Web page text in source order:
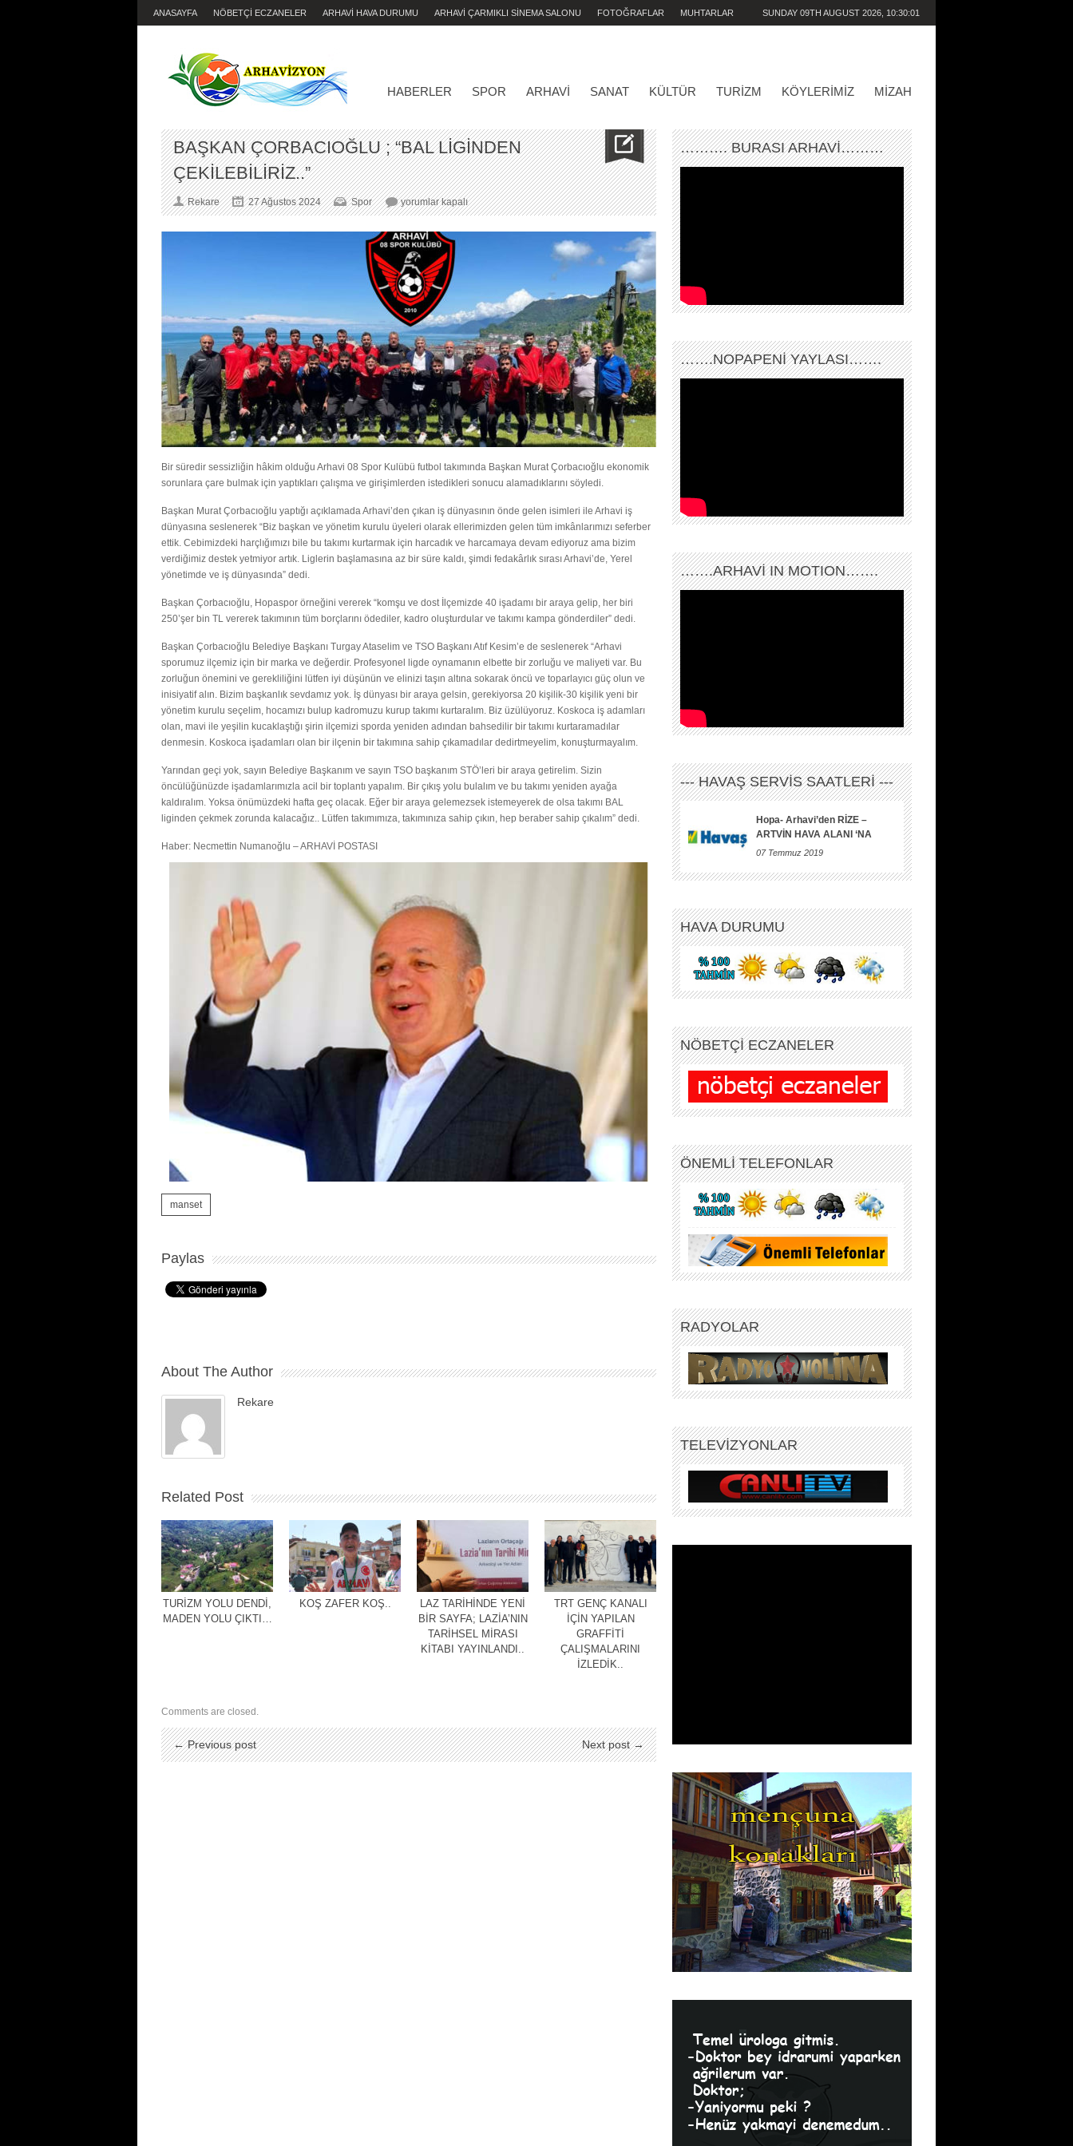
ANASAYFA NÖBETÇİ ECZANELER ARHAVİ HAVA DURUMU ARHAVİ ÇARMIKLI SİNEMA SALONU FOTOĞRAFLAR MUHTARLAR SUNDAY 09TH AUGUST 2026, 10:30:01
HABERLER SPOR ARHAVI SANAT KÜLTÜR TURIZM KÖYLERIMIZ MIZAH
BAŞKAN ÇORBACIOĞLU ; “BAL LİGİNDEN
ÇEKİLEBİLİRİZ..”
Rekare 27 Ağustos 2024 Spor
BAŞKAN
ÇORBACIOĞLU
;
“BAL
LİGİNDEN
ÇEKİLEBİLİRİZ..”
için
yorumlar kapalı
Bir süredir sessizliğin hâkim olduğu Arhavi 08 Spor Kulübü futbol takımında Başkan Murat Çorbacıoğlu ekonomik
sorunlara çare bulmak için yaptıkları çalışma ve girişimlerden istedikleri sonucu alamadıklarını söyledi.
Başkan Murat Çorbacıoğlu yaptığı açıklamada Arhavi’den çıkan iş dünyasının önde gelen isimleri ile Arhavi iş
dünyasına seslenerek “Biz başkan ve yönetim kurulu üyeleri olarak ellerimizden gelen tüm imkânlarımızı seferber
ettik. Cebimizdeki harçlığımızı bile bu takımı kurtarmak için harcadık ve harcamaya devam ediyoruz ama bizim
verdiğimiz destek yetmiyor artık. Liglerin başlamasına az bir süre kaldı, şimdi fedakârlık sırası Arhavi’de, Yerel
yönetimde ve iş dünyasında” dedi.
Başkan Çorbacıoğlu, Hopaspor örneğini vererek “komşu ve dost İlçemizde 40 işadamı bir araya gelip, her biri
250’şer bin TL vererek takımının tüm borçlarını ödediler, kadro oluşturdular ve takımı kampa gönderdiler” dedi.
Başkan Çorbacıoğlu Belediye Başkanı Turgay Ataselim ve TSO Başkanı Atıf Kesim’e de seslenerek “Arhavi
sporumuz ilçemiz için bir marka ve değerdir. Profesyonel ligde oynamanın elbette bir zorluğu ve maliyeti var. Bu
zorluğun önemini ve gerekliliğini lütfen iyi düşünün ve elinizi taşın altına sokarak öncü ve toparlayıcı güç olun ve
inisiyatif alın. Bizim başkanlık sevdamız yok. İş dünyası bir araya gelsin, gerekiyorsa 20 kişilik-30 kişilik yeni bir
yönetim kurulu seçelim, hocamızı bulup kadromuzu kurup takımı kurtaralım. Biz üzülüyoruz. Koskoca iş adamları
olan, mavi ile yeşilin kucaklaştığı şirin ilçemizi sporda yeniden adından bahsedilir bir takımı kurtaramadılar
denmesin. Koskoca işadamları olan bir ilçenin bir takımına sahip çıkamadılar dedirtmeyelim, konuşturmayalım.
Yarından geçi yok, sayın Belediye Başkanım ve sayın TSO başkanım STÖ’leri bir araya getirelim. Sizin
öncülüğünüzde işadamlarımızla acil bir toplantı yapalım. Bir çıkış yolu bulalım ve bu takımı yeniden ayağa
kaldıralım. Yoksa önümüzdeki hafta geç olacak. Eğer bir araya gelemezsek istemeyerek de olsa takımı BAL
liginden çekmek zorunda kalacağız.. Lütfen takımımıza, takımınıza sahip çıkın, hep beraber sahip çıkalım” dedi.
Haber: Necmettin Numanoğlu – ARHAVİ POSTASI
manset
Paylas
About The Author
Rekare
Related Post
TURİZM YOLU DENDİ,
MADEN YOLU ÇIKTI…
KOŞ ZAFER KOŞ..
LAZ TARİHİNDE YENİ
BİR SAYFA; LAZİA’NIN
TARİHSEL MİRASI
KİTABI YAYINLANDI..
TRT GENÇ KANALI
İÇİN YAPILAN
GRAFFİTİ
ÇALIŞMALARINI
İZLEDİK..
Comments are closed.
← Previous post Next post →
………. BURASI ARHAVİ………
…….NOPAPENİ YAYLASI…….
…….ARHAVI IN MOTION…….
--- HAVAŞ SERVİS SAATLERİ ---
Hopa- Arhavi’den RİZE –
ARTVİN HAVA ALANI ‘NA
07 Temmuz 2019
HAVA DURUMU
NÖBETÇİ ECZANELER
ÖNEMLİ TELEFONLAR
RADYOLAR
TELEVİZYONLAR